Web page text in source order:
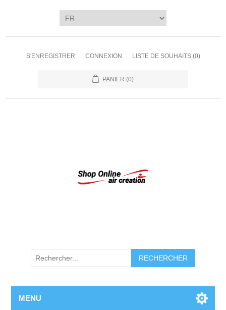
S'ENREGISTRER CONNEXION LISTE DE SOUHAITS (0)
PANIER (0)
RECHERCHER
MENU